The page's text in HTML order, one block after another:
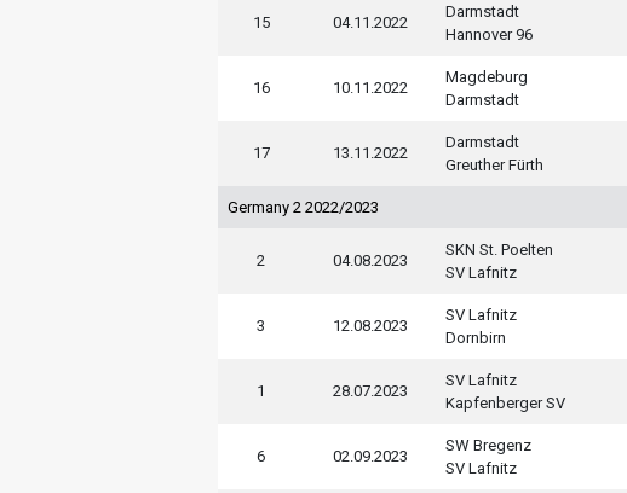
15 04.11.2022
Darmstadt
Hannover 96
16 10.11.2022
Magdeburg
Darmstadt
17 13.11.2022
Darmstadt
Greuther Fürth
Germany 2 2022/2023
2 04.08.2023
SKN St. Poelten
SV Lafnitz
3 12.08.2023
SV Lafnitz
Dornbirn
1 28.07.2023
SV Lafnitz
Kapfenberger SV
6 02.09.2023
SW Bregenz
SV Lafnitz